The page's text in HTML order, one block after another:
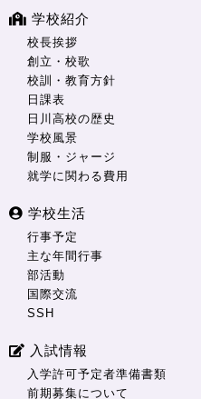
学校紹介
校長挨拶
創立・校歌
校訓・教育方針
日課表
日川高校の歴史
学校風景
制服・ジャージ
就学に関わる費用
学校生活
行事予定
主な年間行事
部活動
国際交流
SSH
入試情報
入学許可予定者準備書類
前期募集について